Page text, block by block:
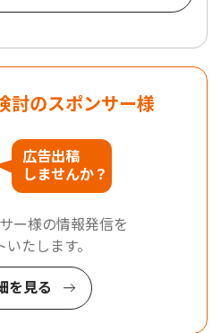
討のスポンサー様
広告出稿
しませんか？
ー様の情報発信を
たします。
を見る